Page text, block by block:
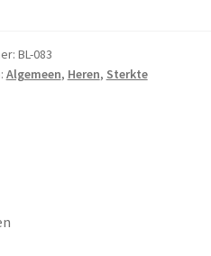
BL-083
Algemeen, Heren, Sterkte